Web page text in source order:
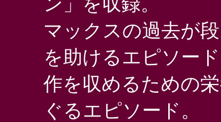
マックスの過去が
を助けるエピソー
作を収めるための
ぐるエピソード。